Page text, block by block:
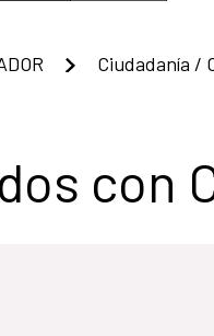
Ciudadanía /
con